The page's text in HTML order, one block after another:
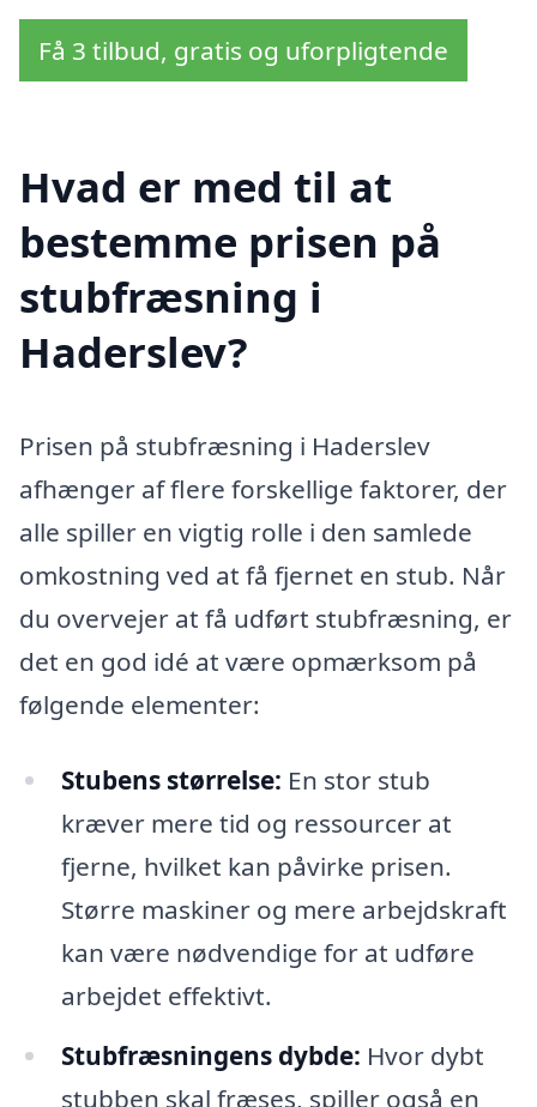
Få 3 tilbud, gratis og uforpligtende
Hvad er med til at
bestemme prisen på
stubfræsning i
Haderslev?
Prisen på stubfræsning i Haderslev
afhænger af flere forskellige faktorer, der
alle spiller en vigtig rolle i den samlede
omkostning ved at få fjernet en stub. Når
du overvejer at få udført stubfræsning, er
det en god idé at være opmærksom på
følgende elementer:
Stubens størrelse: En stor stub
kræver mere tid og ressourcer at
fjerne, hvilket kan påvirke prisen.
Større maskiner og mere arbejdskraft
kan være nødvendige for at udføre
arbejdet effektivt.
Stubfræsningens dybde: Hvor dybt
stubben skal fræses, spiller også en